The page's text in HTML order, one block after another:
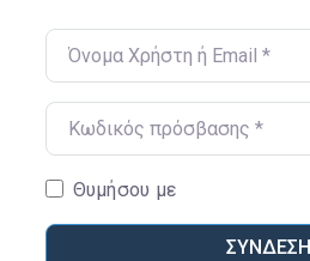
Όνομα Χρήστη ή Email *
Κωδικός πρόσβασης
Θυμήσου με
ΣΎΝΔΕΣΗ